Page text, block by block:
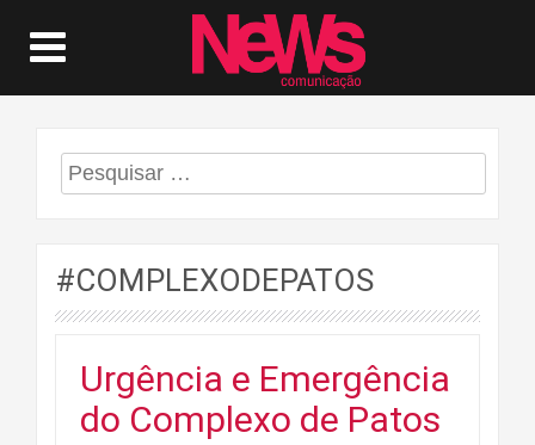
Pesquisar
por:
#COMPLEXODEPATOS
Urgência e Emergência
do Complexo de Patos